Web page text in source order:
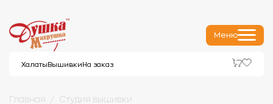
Меню
Халаты Вышивки На заказ
Главная Студия вышивки